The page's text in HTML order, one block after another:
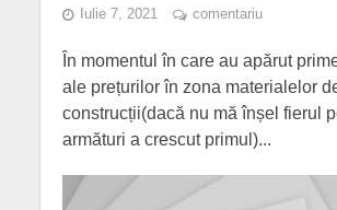
Iulie 7, 2021 comentariu
În momentul în care au apărut
ale prețurilor în zona materialelor
construcții(dacă nu mă înșel fierul
armături a crescut primul)...